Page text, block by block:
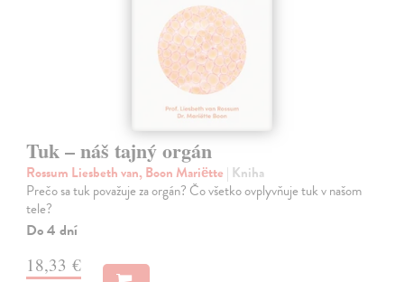
Tuk – náš tajný orgán
Rossum Liesbeth van, Boon Mariëtte | Kniha
Prečo sa tuk považuje za orgán? Čo všetko ovplyvňuje tuk v našom
tele?
Do 4 dní
18,33 €